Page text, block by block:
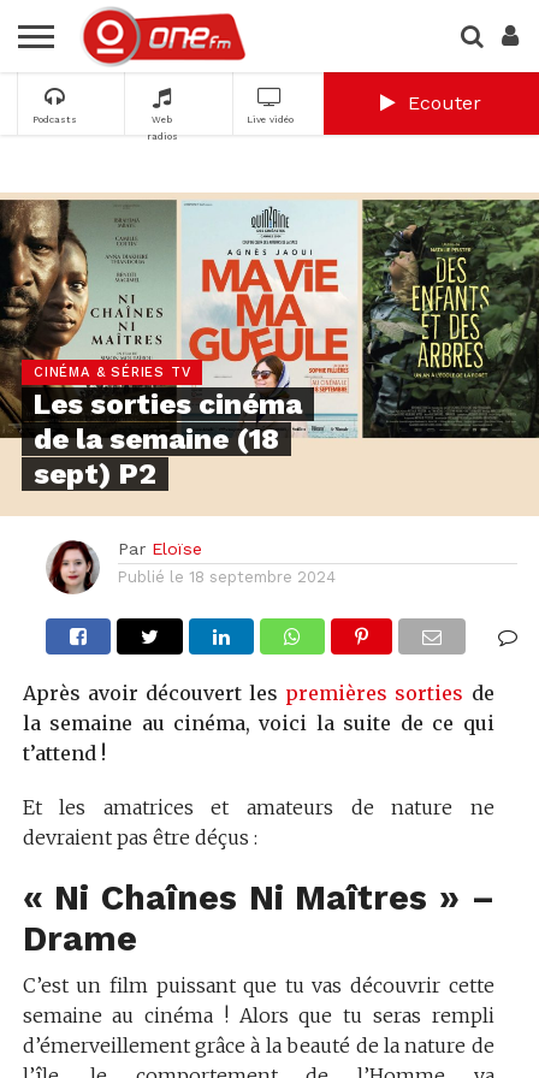
Podcasts
Web
radios
Live vidéo
Ecouter
CINÉMA & SÉRIES TV
Les sorties cinéma
de la semaine (18
sept) P2
Par Eloïse
Publié le 18 septembre 2024
Après avoir découvert les premières sorties de
la semaine au cinéma, voici la suite de ce qui
t’attend !
Et les amatrices et amateurs de nature ne
devraient pas être déçus :
« Ni Chaînes Ni Maîtres » –
Drame
C’est un film puissant que tu vas découvrir cette
semaine au cinéma ! Alors que tu seras rempli
d’émerveillement grâce à la beauté de la nature de